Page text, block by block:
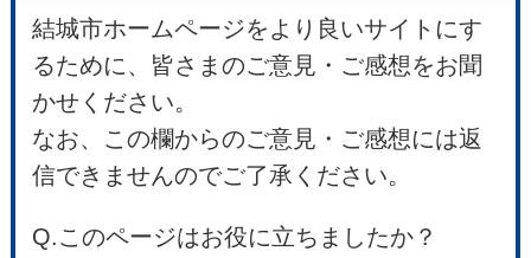
結城市ホームページをより良いサイトにす
るために、皆さまのご意見・ご感想をお聞
かせください。
なお、この欄からのご意見・ご感想には返
信できませんのでご了承ください。
Q.このページはお役に立ちましたか？